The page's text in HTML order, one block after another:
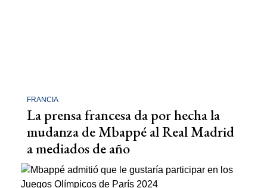
FRANCIA
La prensa francesa da por hecha la
mudanza de Mbappé al Real Madrid
a mediados de año